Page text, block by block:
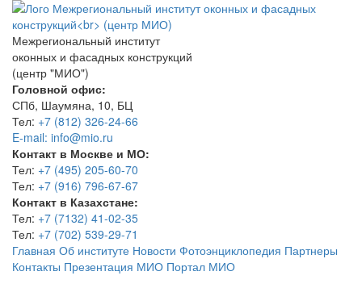
Межрегиональный институт
оконных и фасадных конструкций
(центр "МИО")
Головной офис:
СПб, Шаумяна, 10, БЦ
Тел: +7 (812) 326-24-66
E-mail: info@mio.ru
Контакт в Москве и МО:
Тел: +7 (495) 205-60-70
Тел: +7 (916) 796-67-67
Контакт в Казахстане:
Тел: +7 (7132) 41-02-35
Тел: +7 (702) 539-29-71
Главная Об институте Новости Фотоэнциклопедия Партнеры
Контакты Презентация МИО Портал МИО